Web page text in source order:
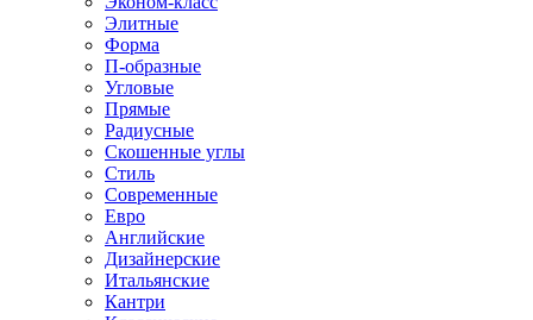
Элитные
Форма
П-образные
Угловые
Прямые
Радиусные
Скошенные углы
Стиль
Современные
Евро
Английские
Дизайнерские
Итальянские
Кантри